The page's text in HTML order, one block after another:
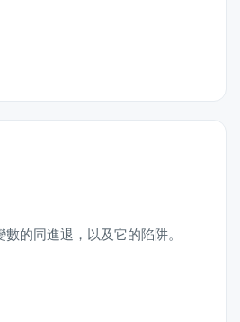
的同進退，以及它的陷阱。